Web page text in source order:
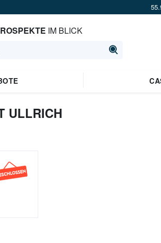
IM BLICK
ULLRICH